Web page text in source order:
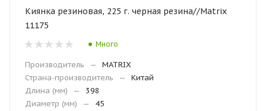
Киянка резиновая, 225 г. черная резина//Matrix
11175
Много
Производитель —
MATRIX
Страна-производитель
—
Китай
Длина (мм)
—
398
Диаметр (мм)
—
45